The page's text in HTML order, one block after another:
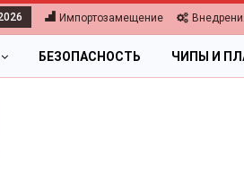
Импортозамещение
БЕЗОПАСНОСТЬ ЧИПЫ И